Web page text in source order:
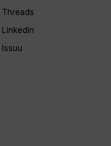
Threads
LinkedIn
Issuu